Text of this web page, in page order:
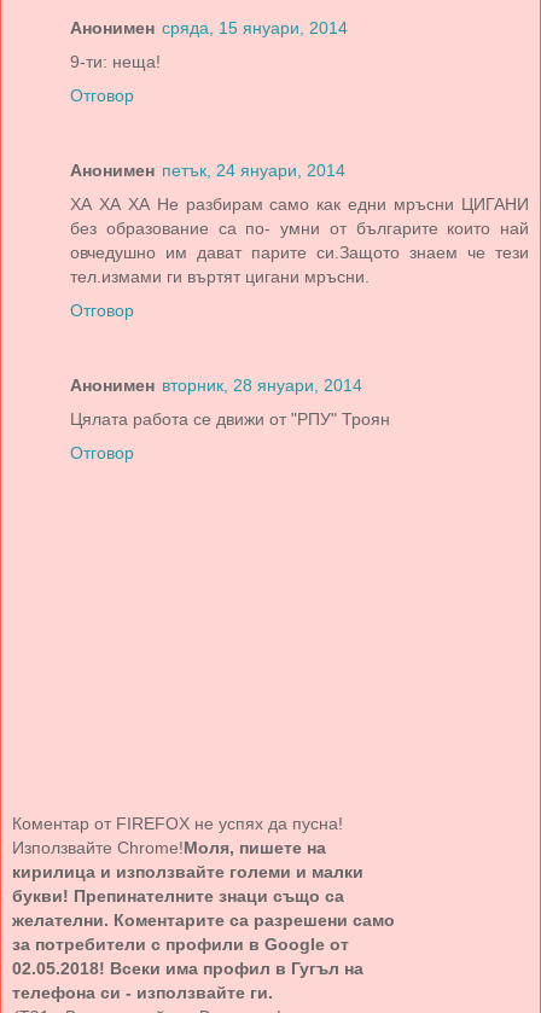
Анонимен сряда, 15 януари, 2014
9-ти: неща!
Отговор
Анонимен петък, 24 януари, 2014
ХА ХА ХА Не разбирам само как едни мръсни ЦИГАНИ
без образование са по- умни от българите които най
овчедушно им дават парите си.Защото знаем че тези
тел.измами ги въртят цигани мръсни.
Отговор
Анонимен вторник, 28 януари, 2014
Цялата работа се движи от "РПУ" Троян
Отговор
Коментар от FIREFOX не успях да пусна!
Използвайте Chrome!Моля, пишете на
кирилица и използвайте големи и малки
букви! Препинателните знаци също са
желателни. Коментарите са разрешени само
за потребители с профили в Google от
02.05.2018! Всеки има профил в Гугъл на
телефона си - използвайте ги.